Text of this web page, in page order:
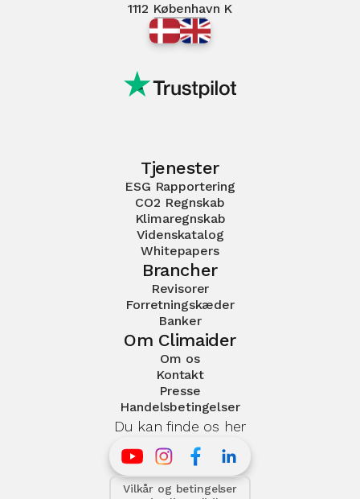
1112 København K
Tjenester
ESG Rapportering
CO2 Regnskab
Klimaregnskab
Videnskatalog
Whitepapers
Brancher
Revisorer
Forretningskæder
Banker
Om Climaider
Om os
Kontakt
Presse
Handelsbetingelser
Du kan finde os her
Vilkår og betingelser